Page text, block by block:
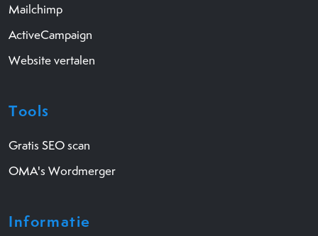
Mailchimp
ActiveCampaign
Website vertalen
Tools
Gratis SEO scan
OMA's Wordmerger
Informatie